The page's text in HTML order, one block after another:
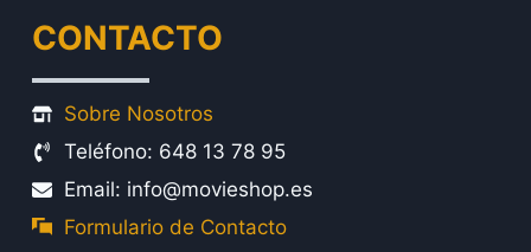
CONTACTO
Sobre Nosotros
Teléfono: 648 13 78 95
Email: info@movieshop.es
Formulario de Contacto